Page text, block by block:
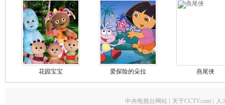
花园宝宝 爱探险的朵拉 燕尾侠
中央电视台网站 关于CCTV.com 人